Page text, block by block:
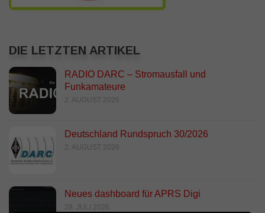
DIE LETZTEN ARTIKEL
RADIO DARC – Stromausfall und
Funkamateure
2. AUGUST 2026
Deutschland Rundspruch 30/2026
2. AUGUST 2026
Neues dashboard für APRS Digi
28. JULI 2026